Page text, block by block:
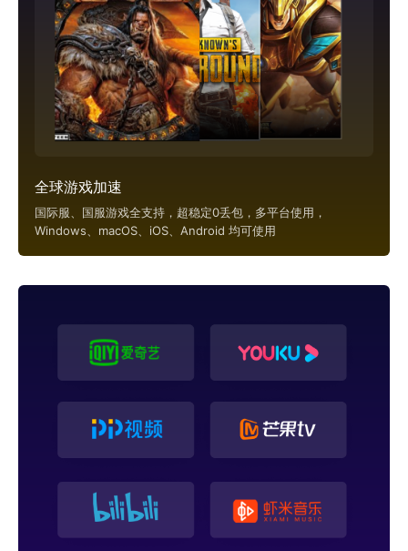
全球游戏加速
国际服、国服游戏全支持，超稳定0丢包，多平台使用，
Windows、macOS、iOS、Android 均可使用